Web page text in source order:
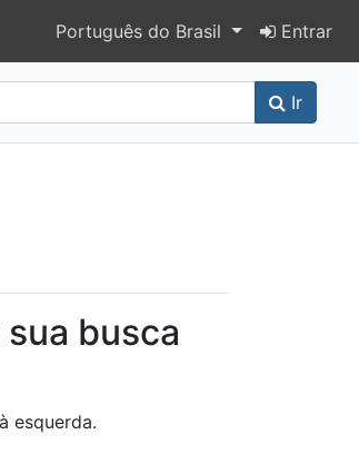
Alterar idioma
Português do Brasil Entrar
Ir
busca
esquerda.